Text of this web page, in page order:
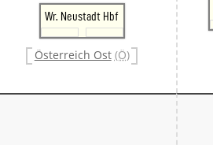
Wr. Neustadt Hbf
Österreich Ost (Ö)